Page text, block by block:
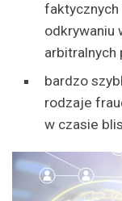
odkrywaniu
arbitralnych
bardzo
rodzaje
w czasie